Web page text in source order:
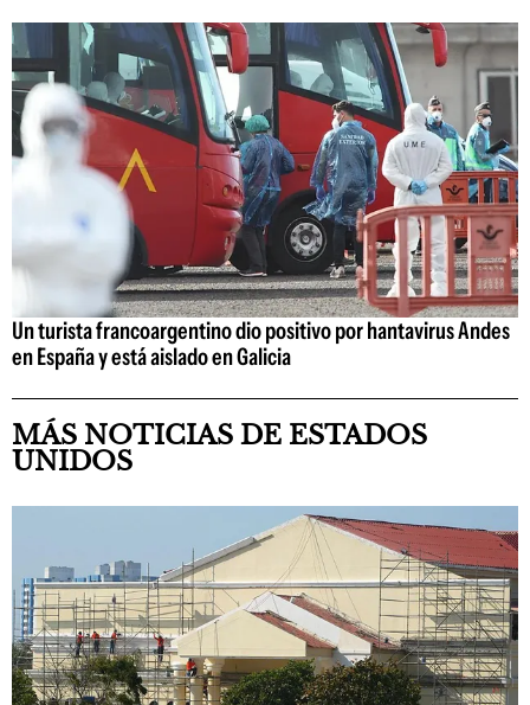
Un turista francoargentino dio positivo por hantavirus Andes
en España y está aislado en Galicia
MÁS NOTICIAS DE ESTADOS
UNIDOS